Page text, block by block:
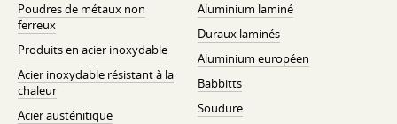
Poudres de métaux non
ferreux
Produits en acier inoxydable
Acier inoxydable résistant à la
chaleur
Acier austénitique
Aluminium laminé
Duraux laminés
Aluminium européen
Babbitts
Soudure